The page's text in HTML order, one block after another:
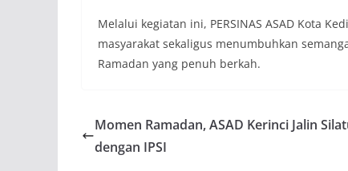
Melalui kegiatan ini, PERSINAS ASAD Kota
masyarakat sekaligus menumbuhkan
Ramadan yang penuh berkah.
Momen Ramadan, ASAD Kerinci Jalin
dengan IPSI